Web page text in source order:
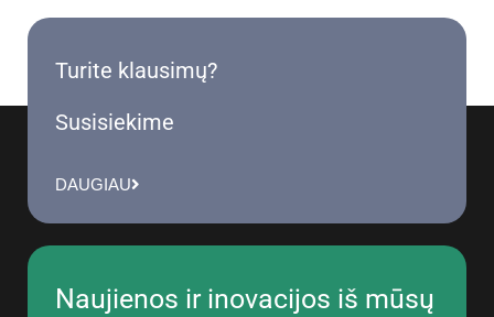
Turite klausimų?
Susisiekime
DAUGIAU
Naujienos ir inovacijos iš mūsų